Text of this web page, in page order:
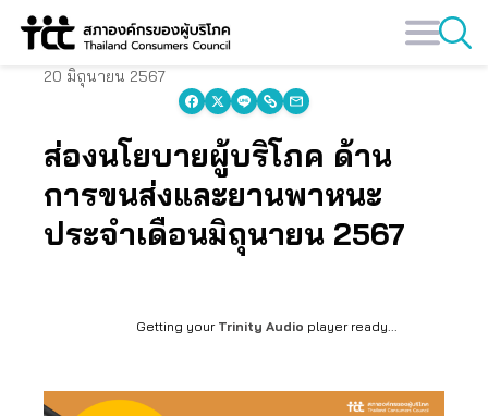
Skip
20 มิถุนายน 2567
ส่องนโยบายผู้บริโภค ด้าน
การขนส่งและยานพาหนะ
ประจำเดือนมิถุนายน 2567
Getting your Trinity Audio player ready...